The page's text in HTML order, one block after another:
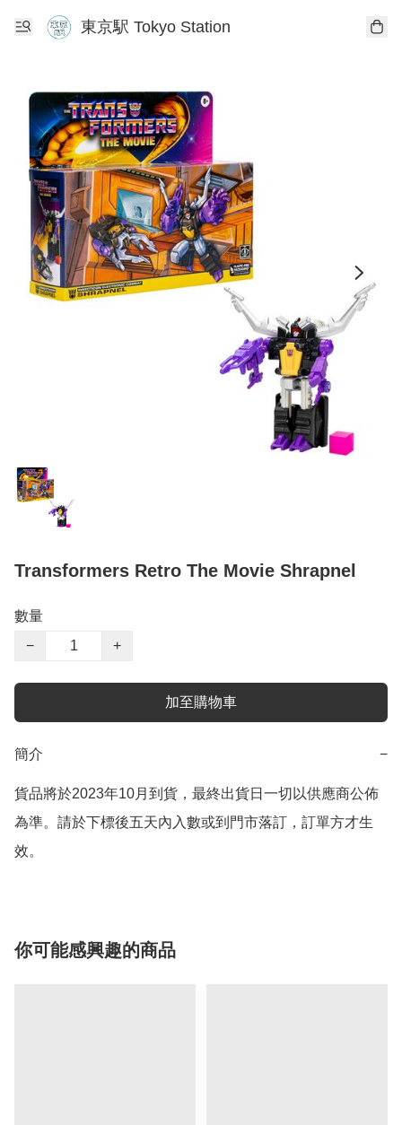
東京駅 Tokyo Station
Transformers Retro The Movie Shrapnel
數量
−
+
加至購物車
簡介 −
貨品將於2023年10月到貨，最終出貨日一切以供應商公佈
為準。請於下標後五天內入數或到門市落訂，訂單方才生
效。
你可能感興趣的商品